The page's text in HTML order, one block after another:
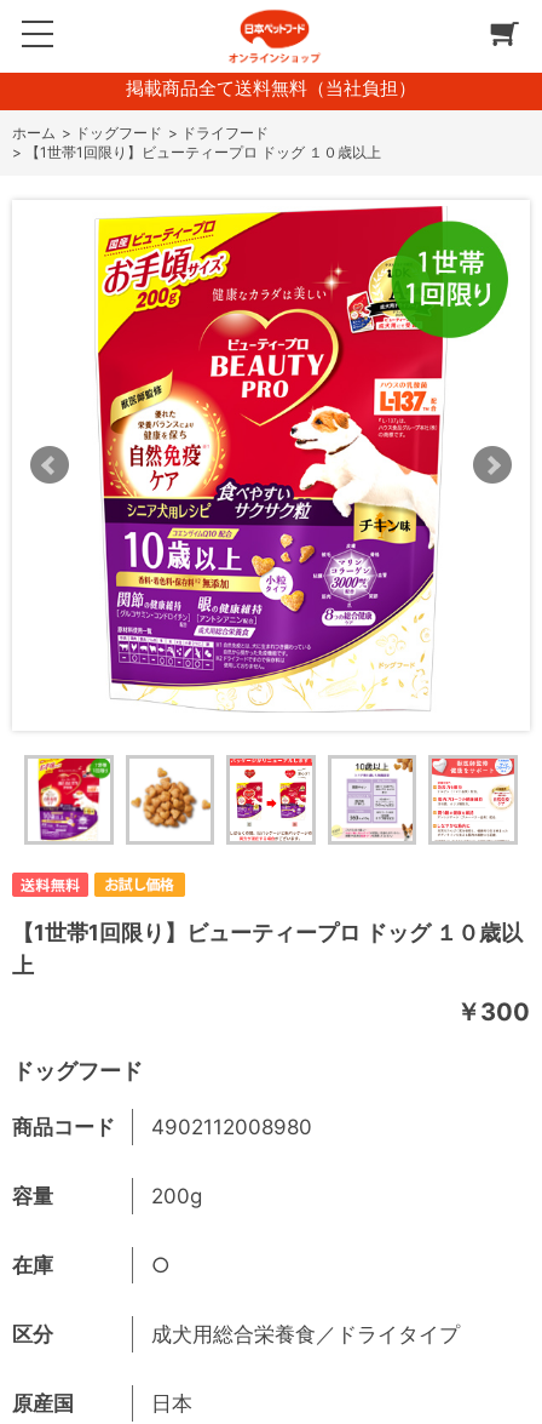
掲載商品全て送料無料（当社負担）
ホーム > ドッグフード > ドライフード
>
【1世帯1回限り】ビューティープロ ドッグ １０歳以上
【1世帯1回限り】ビューティープロ ドッグ １０歳以
上
ドッグフード
￥300
商品コード 4902112008980
容量 200g
在庫 ○
区分 成犬用総合栄養食／ドライタイプ
原産国 日本